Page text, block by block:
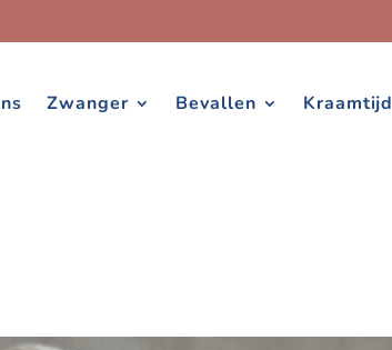
Zwanger Bevallen Kraamtijd